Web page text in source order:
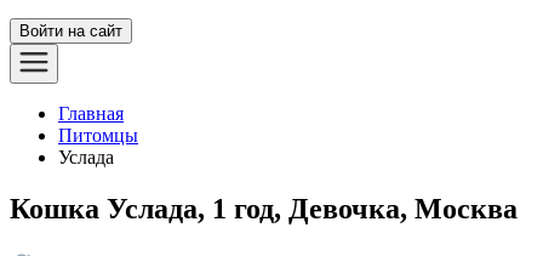
Войти на сайт
Главная
Питомцы
Услада
Кошка Услада, 1 год, Девочка, Москва